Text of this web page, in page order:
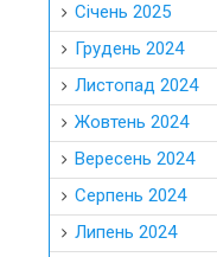
Січень 2025
Грудень 2024
Листопад 2024
Жовтень 2024
Вересень 2024
Серпень 2024
Липень 2024